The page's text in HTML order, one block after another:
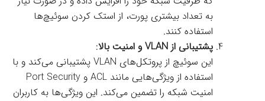
به تعداد بیشتری پورت، از استک کردن سوئیچ‌ها
استفاده کنند.
پشتیبانی از VLAN و امنیت بالا
:
این سوئیچ از پروتکل‌های VLAN پشتیبانی می‌کند و با
استفاده از ویژگی‌هایی مانند ACL و Port Security
امنیت شبکه را تضمین می‌کند. این ویژگی‌ها به کاربران